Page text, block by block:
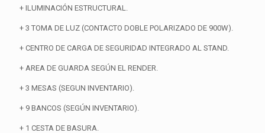
+ ILUMINACIÓN ESTRUCTURAL.
+ 3 TOMA DE LUZ (CONTACTO DOBLE POLARIZADO DE 900W).
+ CENTRO DE CARGA DE SEGURIDAD INTEGRADO AL STAND.
+ AREA DE GUARDA SEGÚN EL RENDER.
+ 3 MESAS (SEGUN INVENTARIO).
+ 9 BANCOS (SEGÚN INVENTARIO).
+ 1 CESTA DE BASURA.